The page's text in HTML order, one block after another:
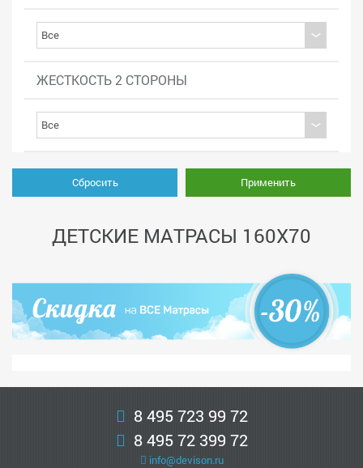
ЖЕСТКОСТЬ 2 СТОРОНЫ
Сбросить Применить
ДЕТСКИЕ МАТРАСЫ 160X70
8 495 723 99 72
8 495 72 399 72
info@devison.ru